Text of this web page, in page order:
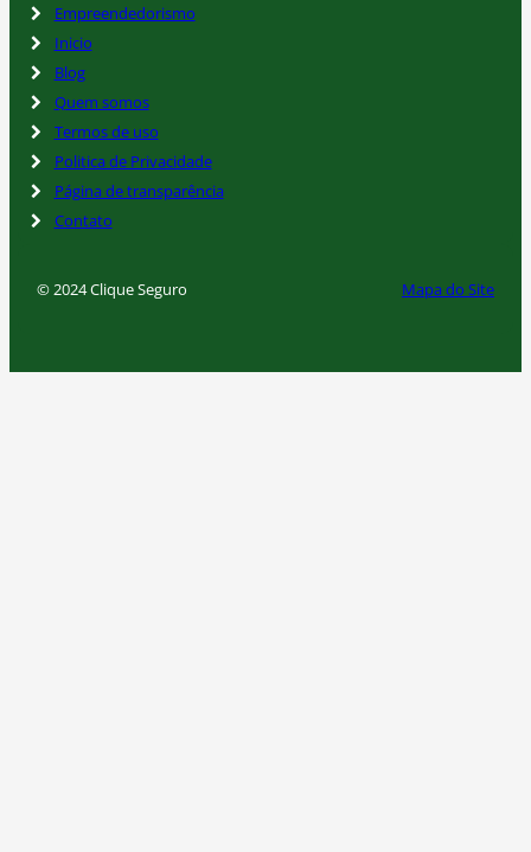
Empreendedorismo
Inicio
Blog
Quem somos
Termos de uso
Politica de Privacidade
Página de transparência
Contato
© 2024 Clique Seguro Mapa do Site